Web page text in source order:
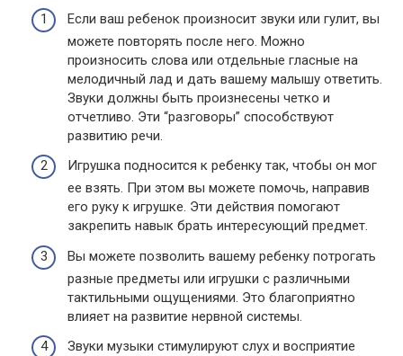
Если ваш ребенок произносит звуки или гулит, вы
можете повторять после него. Можно
произносить слова или отдельные гласные на
мелодичный лад и дать вашему малышу ответить.
Звуки должны быть произнесены четко и
отчетливо. Эти “разговоры” способствуют
развитию речи.
Игрушка подносится к ребенку так, чтобы он мог
ее взять. При этом вы можете помочь, направив
его руку к игрушке. Эти действия помогают
закрепить навык брать интересующий предмет.
Вы можете позволить вашему ребенку потрогать
разные предметы или игрушки с различными
тактильными ощущениями. Это благоприятно
влияет на развитие нервной системы.
Звуки музыки стимулируют слух и восприятие